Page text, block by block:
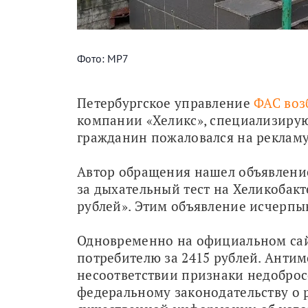
Фото: МР7
Петербургское управление ФАС
компании «Хеликс»,
гражданин пожаловался на
Автор обращения нашел
за дыхательный тест на
рублей». Этим объявление
Одновременно на официальном
потребителю за 2415 рублей.
несоответствии признаки
федеральному законодательству